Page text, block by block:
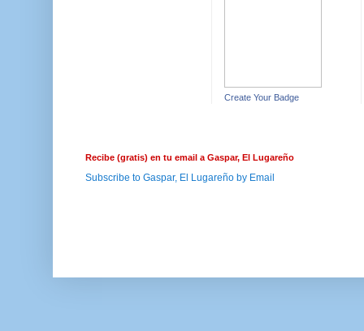
Create Your Badge
Recibe (gratis) en tu email a Gaspar, El Lugareño
Subscribe to Gaspar, El Lugareño by Email